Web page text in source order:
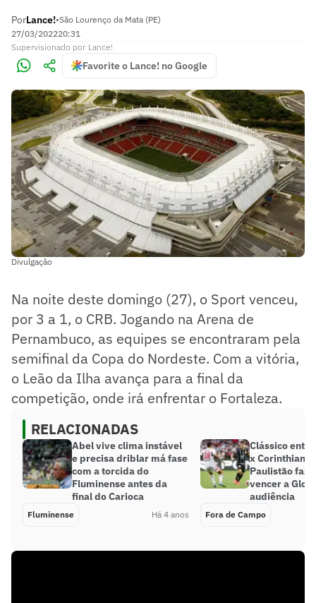
PorLance!•São Lourenço da Mata (PE)
27/03/202220:31
Supervisionado por Lance!
Favorite o Lance! no Google
Divulgação
Na noite deste domingo (27), o Sport venceu,
por 3 a 1, o CRB. Jogando na Arena de
Pernambuco, as equipes se encontraram pela
semifinal da Copa do Nordeste. Com a vitória,
o Leão da Ilha avança para a final da
competição, onde irá enfrentar o Fortaleza.
RELACIONADAS
Abel vive clima instável
e precisa driblar má fase
com a torcida do
Fluminense antes da
final do Carioca
Fluminense Há 4 anos
Clássico
x Corinthians
Paulistão faz
vencer a
audiência
Fora de Campo